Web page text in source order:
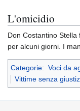
L'omicidio
Don Costantino
per alcuni giorni. I
Categorie: Voci da
Vittime senza